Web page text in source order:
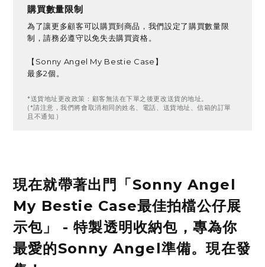
購買數量限制
為了讓更多顧客可以購買到商品，我們設定了購買數量限
制，請務必遵守以免失去購買資格。
【Sonny Angel My Bestie Case】
最多2個。
*送貨地址更改政策：顧客無法在下單之後更改送貨的地址。
(*請注意，我們將會取消相同的姓名、電話、送貨地址、信箱的訂單
且不通知.)
現在就帶著出門「Sonny Angel
My Bestie Case最佳拍檔公仔展
示包」 - 特製透明收納包，專為你
最愛的Sonny Angel準備。現在發